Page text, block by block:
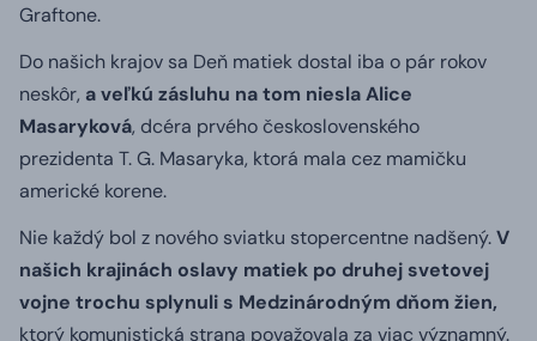
Graftone.
Do našich krajov sa Deň matiek dostal iba o pár rokov
neskôr, a veľkú zásluhu na tom niesla Alice
Masaryková, dcéra prvého československého
prezidenta T. G. Masaryka, ktorá mala cez mamičku
americké korene.
Nie každý bol z nového sviatku stopercentne nadšený.V
našich krajinách oslavy matiek po druhej svetovej
vojne trochu splynuli s Medzinárodným dňom žien,
ktorý komunistická strana považovala za viac významný.